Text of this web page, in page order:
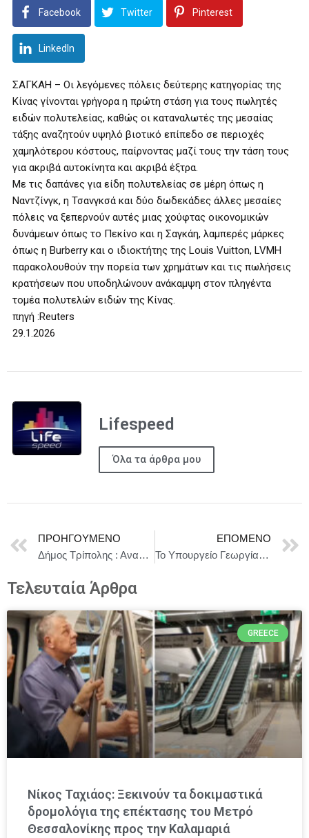
Facebook Twitter Pinterest
LinkedIn
ΣΑΓΚΑΗ – Οι λεγόμενες πόλεις δεύτερης κατηγορίας της
Κίνας γίνονται γρήγορα η πρώτη στάση για τους πωλητές
ειδών πολυτελείας, καθώς οι καταναλωτές της μεσαίας
τάξης αναζητούν υψηλό βιοτικό επίπεδο σε περιοχές
χαμηλότερου κόστους, παίρνοντας μαζί τους την τάση τους
για ακριβά αυτοκίνητα και ακριβά έξτρα.
Με τις δαπάνες για είδη πολυτελείας σε μέρη όπως η
Ναντζίνγκ, η Τσανγκσά και δύο δωδεκάδες άλλες μεσαίες
πόλεις να ξεπερνούν αυτές μιας χούφτας οικονομικών
δυνάμεων όπως το Πεκίνο και η Σαγκάη, λαμπερές μάρκες
όπως η Burberry και ο ιδιοκτήτης της Louis Vuitton, LVMH
παρακολουθούν την πορεία των χρημάτων και τις πωλήσεις
κρατήσεων που υποδηλώνουν ανάκαμψη στον πληγέντα
τομέα πολυτελών ειδών της Κίνας.
πηγή :Reuters
29.1.2026
Lifespeed
Όλα τα άρθρα μου
ΠΡΟΗΓΟΎΜΕΝΟ
Δήμος Τρίπολης : Ανακοίνωση για περιστατικά μαζικής εγκατάλειψης ζώων
ΕΠΌΜΕΝΟ
Το Υπουργείο Γεωργίας, Αγροτικής Ανάπτυξης και Περιβάλλοντος παρουσίασε τις προτεραιότητες της Κυπριακής Προεδρίας του Συμβουλίου της ΕΕ στον τομέα της γεωργίας
Τελευταία Άρθρα
GREECE
Νίκος Ταχιάος: Ξεκινούν τα δοκιμαστικά
δρομολόγια της επέκτασης του Μετρό
Θεσσαλονίκης προς την Καλαμαριά